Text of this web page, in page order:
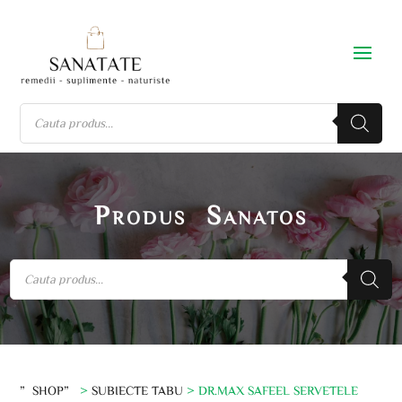
Produs Sanatos
”SHOP” >SUBIECTE TABU > DR.MAX SAFEEL SERVETELE